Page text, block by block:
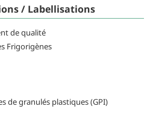
/ Labellisations
de qualité
Frigorigènes
de granulés plastiques (GPI)